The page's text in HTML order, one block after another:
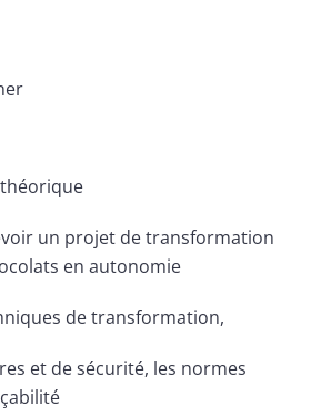
un projet de transformation
en autonomie
de transformation,
et de sécurité, les normes